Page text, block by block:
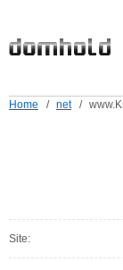
Home / net /
Site: